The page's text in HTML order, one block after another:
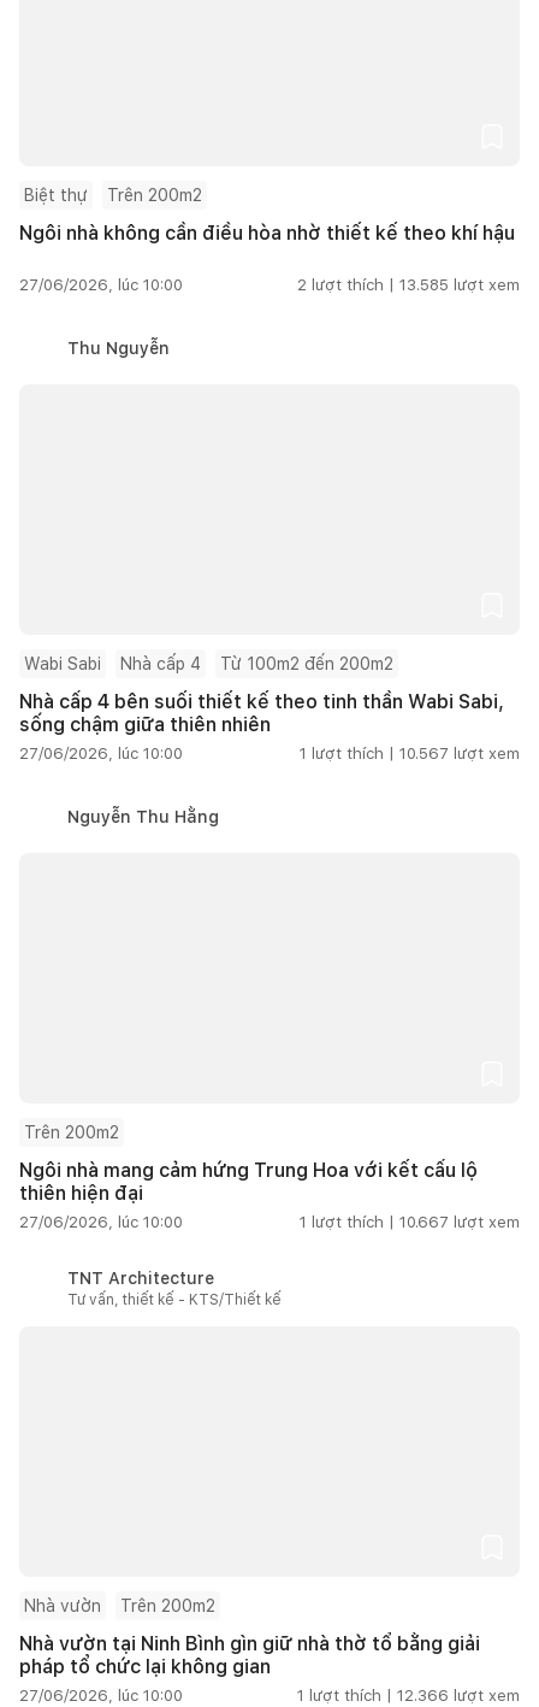
Biệt thự Trên 200m2
Ngôi nhà không cần điều hòa nhờ thiết kế theo khí hậu
27/06/2026, lúc 10:00 2 lượt thích | 13.585 lượt xem
Thu Nguyễn
Wabi Sabi Nhà cấp 4 Từ 100m2 đến 200m2
Nhà cấp 4 bên suối thiết kế theo tinh thần Wabi Sabi,
sống chậm giữa thiên nhiên
27/06/2026, lúc 10:00 1 lượt thích | 10.567 lượt xem
Nguyễn Thu Hằng
Trên 200m2
Ngôi nhà mang cảm hứng Trung Hoa với kết cấu lộ
thiên hiện đại
27/06/2026, lúc 10:00 1 lượt thích | 10.667 lượt xem
TNT Architecture
Tư vấn, thiết kế - KTS/Thiết kế
Nhà vườn Trên 200m2
Nhà vườn tại Ninh Bình gìn giữ nhà thờ tổ bằng giải
pháp tổ chức lại không gian
27/06/2026, lúc 10:00 1 lượt thích | 12.366 lượt xem